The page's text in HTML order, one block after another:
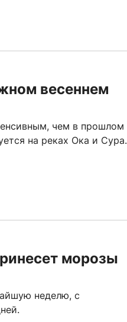
весеннем
чем в прошлом
на реках Ока и Сура.
морозы
неделю, с